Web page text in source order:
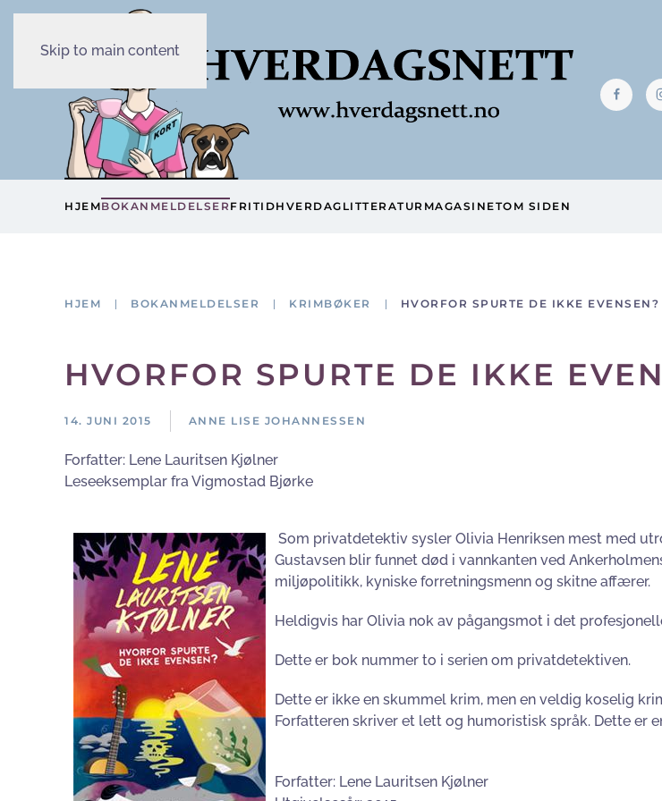
Skip to main content
HJEMBOKANMELDELSER FRITIDHVERDAG LITTERATUR MAGASINETOM SIDEN
HJEM BOKANMELDELSER KRIMBØKER HVORFOR SPURTE DE IKKE EVENSEN?
HVORFOR SPURTE DE IKKE
14. JUNI 2015 ANNE LISE JOHANNESSEN
Forfatter: Lene Lauritsen Kjølner
Leseeksemplar fra Vigmostad Bjørke
Som privatdetektiv sysler Olivia Henriksen mest med
Gustavsen blir funnet død i vannkanten ved
miljøpolitikk, kyniske forretningsmenn og skitne affærer.
Heldigvis har Olivia nok av pågangsmot i det
Dette er bok nummer to i serien om privatdetektiven.
Dette er ikke en skummel krim, men en veldig koselig
Forfatteren skriver et lett og humoristisk språk. Dette er
Forfatter: Lene Lauritsen Kjølner